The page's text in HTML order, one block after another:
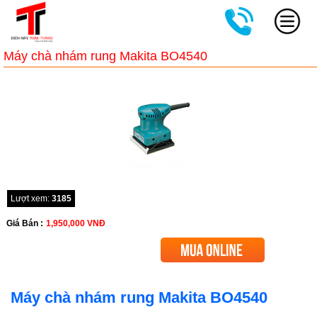
Máy chà nhám rung Makita BO4540
Lượt xem: 3185
Giá Bán : 1,950,000 VNĐ
Máy chà nhám rung Makita BO4540